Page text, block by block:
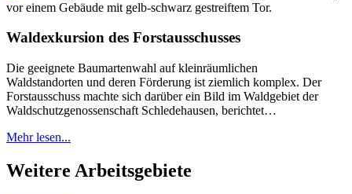
Waldexkursion des Forstausschusses
Die geeignete Baumartenwahl auf kleinräumlichen
Waldstandorten und deren Förderung ist ziemlich komplex. Der
Forstausschuss machte sich darüber ein Bild im Waldgebiet der
Waldschutzgenossenschaft Schledehausen, berichtet…
Mehr lesen...
Weitere Arbeitsgebiete